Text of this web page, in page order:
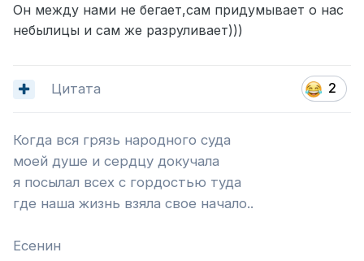
Он между нами не бегает,сам придумывает о нас
небылицы и сам же разруливает)))
2
Цитата
Когда вся грязь народного суда
моей душе и сердцу докучала
я посылал всех с гордостью туда
где наша жизнь взяла свое начало..
Есенин